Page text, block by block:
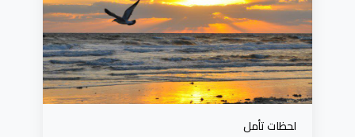
لحظات تأمل